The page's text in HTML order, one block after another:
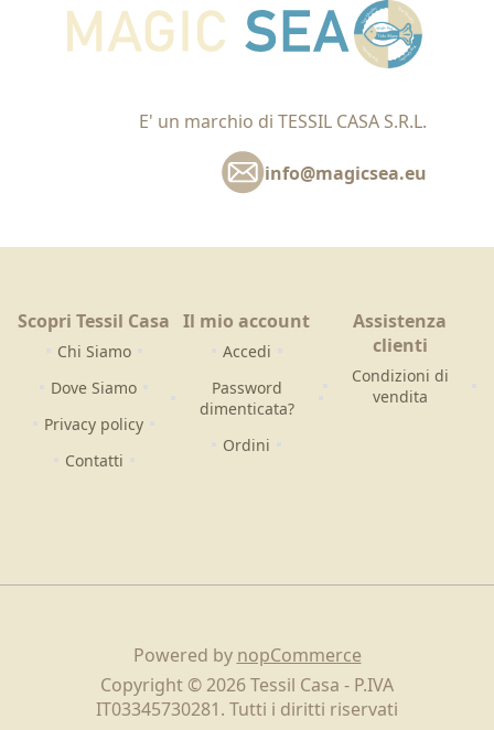
E' un marchio di TESSIL CASA S.R.L.
info@magicsea.eu
Scopri Tessil Casa
Chi Siamo
Dove Siamo
Privacy policy
Contatti
Il mio account
Accedi
Password
dimenticata?
Ordini
Assistenza
clienti
Condizioni di
vendita
Powered by nopCommerce
Copyright © 2026 Tessil Casa - P.IVA
IT03345730281. Tutti i diritti riservati